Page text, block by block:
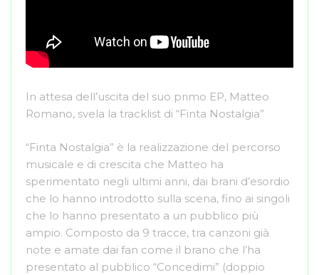
In attesa dell’uscita del suo primo EP, Matteo
Romano, svela la tracklist di “Finta Nostalgia”
“Finta Nostalgia” è la realizzazione del percorso
musicale e di crescita che Matteo ha
sperimentato negli ultimi anni, dai brani d’esordio
che lo hanno introdotto sulla scena, fino ai singoli
che lo hanno presentato a un pubblico più
ampio. Composto da 9 tracce, tra canzoni già
note e amate dai fan come il brano che l’ha
presentato al pubblico “Concedimi” (doppio